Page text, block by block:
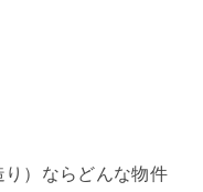
）ならどんな物件